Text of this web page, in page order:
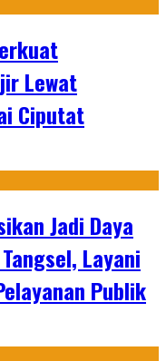
Lewat
Ciputat
Jadi Daya
Layani
Publik